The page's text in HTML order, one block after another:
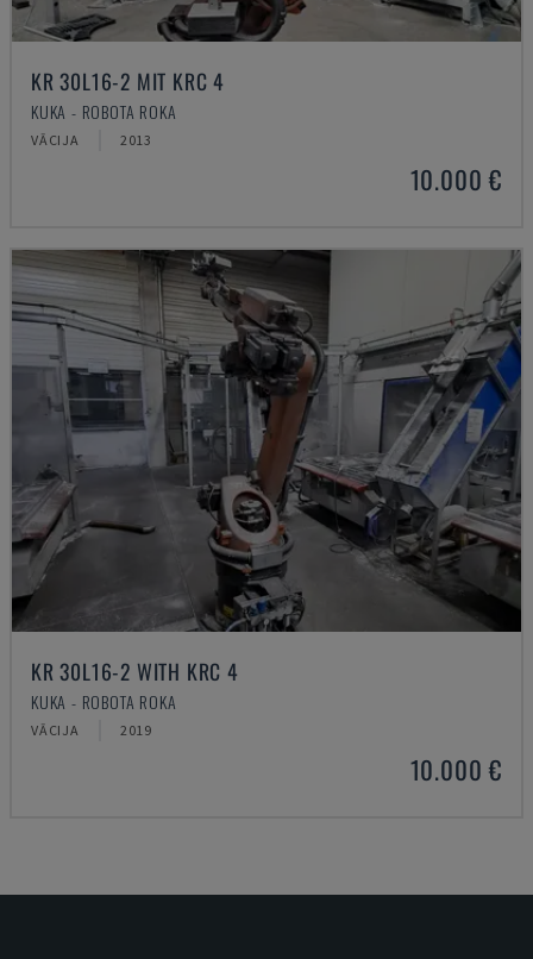
KR 30L16-2 MIT KRC 4
KUKA - ROBOTA ROKA
VĀCIJA 2013
10.000 €
KR 30L16-2 WITH KRC 4
KUKA - ROBOTA ROKA
VĀCIJA 2019
10.000 €